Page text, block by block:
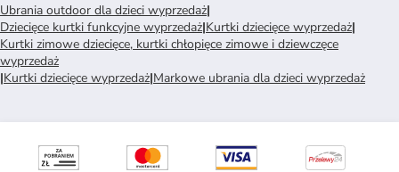
Ubrania outdoor dla dzieci wyprzedaż|
Dziecięce kurtki funkcyjne wyprzedaż|Kurtki dziecięce wyprzedaż|
Kurtki zimowe dziecięce, kurtki chłopięce zimowe i dziewczęce
wyprzedaż
|Kurtki dziecięce wyprzedaż|Markowe ubrania dla dzieci wyprzedaż